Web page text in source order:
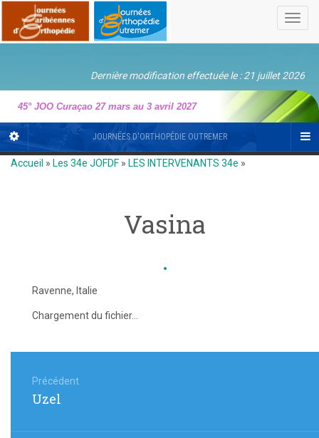
Dernière modification effectuée le : 21 juillet 2026
45° JOO Curaçao 27 mars au 3 avril 2027
JOURNÉES D'ORTHOPÉDIE OUTREMER
Accueil » Les 34e JOFDF » LES INTERVENANTS 34e »
Vasina
Ravenne, Italie
Chargement du fichier...
dePrécédent
Article
Uzel